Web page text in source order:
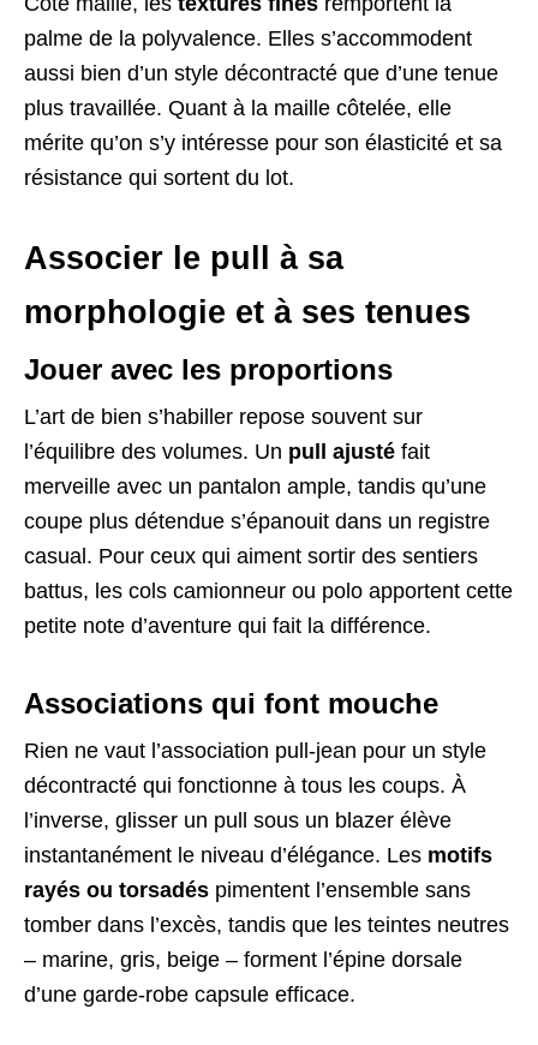
palme de la polyvalence. Elles s’accommodent
aussi bien d’un style décontracté que d’une tenue
plus travaillée. Quant à la maille côtelée, elle
mérite qu’on s’y intéresse pour son élasticité et sa
résistance qui sortent du lot.
Associer le pull à sa
morphologie et à ses tenues
Jouer avec les proportions
L’art de bien s’habiller repose souvent sur
l’équilibre des volumes. Un pull ajusté fait
merveille avec un pantalon ample, tandis qu’une
coupe plus détendue s’épanouit dans un registre
casual. Pour ceux qui aiment sortir des sentiers
battus, les cols camionneur ou polo apportent cette
petite note d’aventure qui fait la différence.
Associations qui font mouche
Rien ne vaut l’association pull-jean pour un style
décontracté qui fonctionne à tous les coups. À
l’inverse, glisser un pull sous un blazer élève
instantanément le niveau d’élégance. Les motifs
rayés ou torsadés pimentent l’ensemble sans
tomber dans l’excès, tandis que les teintes neutres
– marine, gris, beige – forment l’épine dorsale
d’une garde-robe capsule efficace.